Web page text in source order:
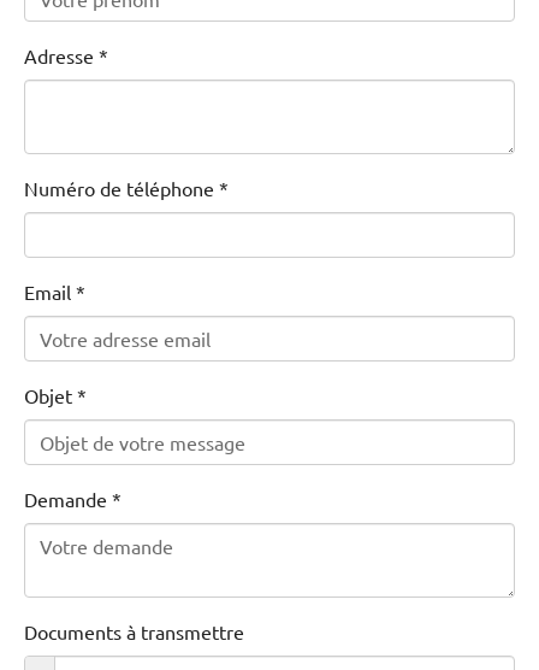
Adresse *
Numéro de téléphone *
Email *
Objet *
Demande *
Documents à transmettre